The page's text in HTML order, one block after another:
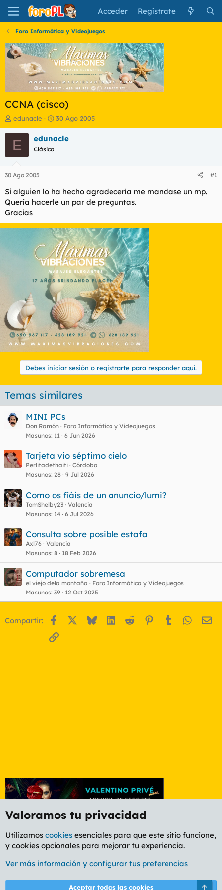
Acceder Regístrate
Foro Informática y Videojuegos
CCNA (cisco)
I
n
i
c
a
d
o
r
e
l
t
edunacle
F
e
c
i
n
c
o
30 Ago 2005
E edunacle
Clásico
30 Ago 2005 #1
Si alguien lo ha hecho agradecería me mandase un mp.
Quería hacerle un par de preguntas.
Gracias
Debes iniciar sesión o registrarte para responder aquí.
Temas similares
MINI PCs
Don Ramón
Foro Informática y Videojuegos
Masunos 11 6 Jun 2026
Tarjeta vio séptimo cielo
Perlitadethaiti Córdoba
Masunos 28 9 Jul 2026
Como os fiáis de un anuncio/lumi?
TomShelby23 Valencia
Masunos 14 6 Jul 2026
Consulta sobre posible estafa
Axl76 Valencia
Masunos 8 18 Feb 2026
Computador sobremesa
el viejo dela montaña
Foro Informática y Videojuegos
Masunos 39 12 Oct 2025
Compartir: Facebook BlueskyLinkedIn
Reddit Pinterest
Tumblr
Enlace
Foro Informática y Videojuegos
Cookies
PL OLDSTYLE AMARILLO
Valoramos tu privacidad
Utilizamos cookies esenciales para que este sitio funcione,
y cookies opcionales para mejorar tu experiencia.
Ver más información y configurar tus preferencias
Aceptar todas las cookies